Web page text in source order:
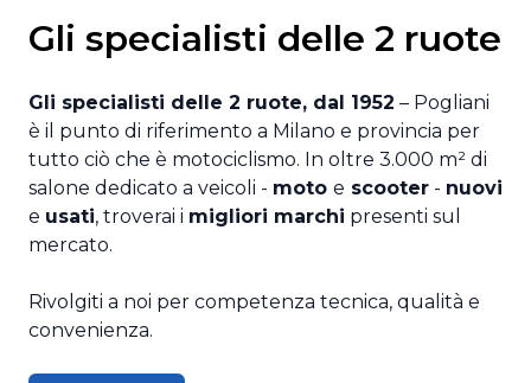
Gli specialisti delle 2 ruote
Gli specialisti delle 2 ruote, dal 1952 – Pogliani
è il punto di riferimento a Milano e provincia per
tutto ciò che è motociclismo. In oltre 3.000 m² di
salone dedicato a veicoli - moto e scooter - nuovi
e usati, troverai i migliori marchi presenti sul
mercato.
Rivolgiti a noi per competenza tecnica, qualità e
convenienza.